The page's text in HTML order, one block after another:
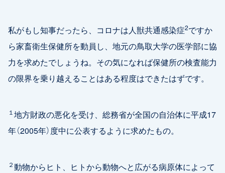
私がもし知事だったら、コロナは人獣共通感染症2ですか
ら家畜衛生保健所を動員し、地元の鳥取大学の医学部に協
力を求めたでしょうね。その気になれば保健所の検査能力
の限界を乗り越えることはある程度はできたはずです。
１ 地方財政の悪化を受け、総務省が全国の自治体に平成17
年（2005年）度中に公表するように求めたもの。
２動物からヒト、ヒトから動物へと広がる病原体によって